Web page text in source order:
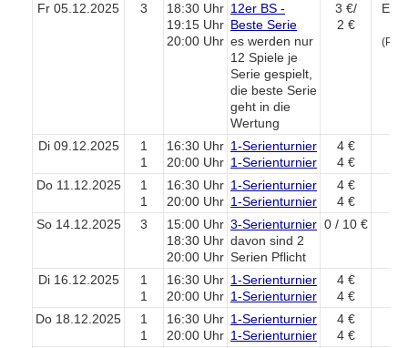
Fr 05.12.2025 3
18:30 Uhr
19:15 Uhr
20:00 Uhr
12er BS -
Beste Serie
es werden nur
12 Spiele je
Serie gespielt,
die beste Serie
geht in die
Wertung
3 €/
2 €
(Pott
Di 09.12.2025
1
1
16:30 Uhr
20:00 Uhr
1-Serienturnier
1-Serienturnier
4 €
4 €
Do 11.12.2025
1
1
16:30 Uhr
20:00 Uhr
1-Serienturnier
1-Serienturnier
4 €
4 €
So 14.12.2025
3
15:00 Uhr
18:30 Uhr
20:00 Uhr
3-Serienturnier
davon sind 2
Serien Pflicht
0 / 10 €
Di 16.12.2025
1
1
16:30 Uhr
20:00 Uhr
1-Serienturnier
1-Serienturnier
4 €
4 €
Do 18.12.2025
1
1
16:30 Uhr
20:00 Uhr
1-Serienturnier
1-Serienturnier
4 €
4 €